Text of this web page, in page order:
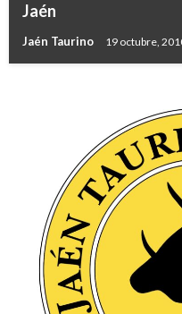
Jaén
Jaén Taurino 19 octubre,